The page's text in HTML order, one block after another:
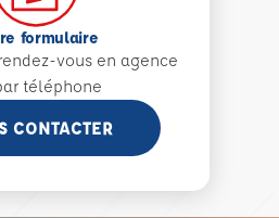
formulaire
vous en agence
téléphone
CONTACTER